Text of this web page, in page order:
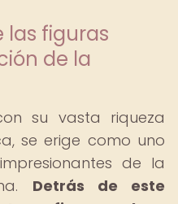
las figuras
de la
su vasta riqueza
se erige como uno
de la
Detrás de este